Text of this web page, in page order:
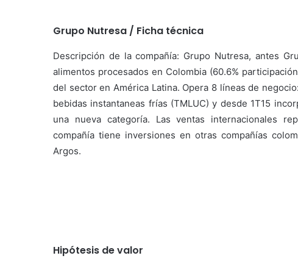
Grupo Nutresa / Ficha técnica
Descripción de la compañía: Grupo Nutresa, antes
alimentos procesados en Colombia (60.6%
del sector en América Latina. Opera 8 líneas de
bebidas instantaneas frías (TMLUC) y desde 1T15
una nueva categoría. Las ventas internacionales
compañía tiene inversiones en otras compañías
Argos.
Hipótesis de valor